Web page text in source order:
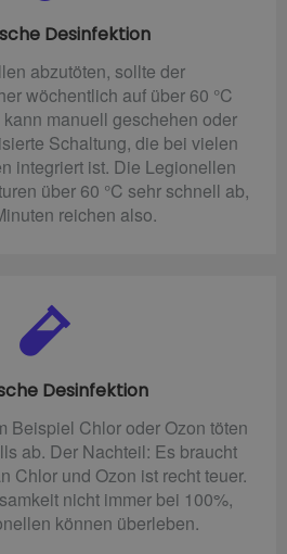
Desinfektion
abzutöten, sollte der
wöchentlich auf über 60 °C
manuell geschehen oder
Schaltung, die bei vielen
integriert ist. Die Legionellen
über 60 °C sehr schnell ab,
reichen also.
Desinfektion
Beispiel Chlor oder Ozon töten
ab. Der Nachteil: Es braucht
Chlor und Ozon ist recht teuer.
nicht immer bei 100%,
können überleben.